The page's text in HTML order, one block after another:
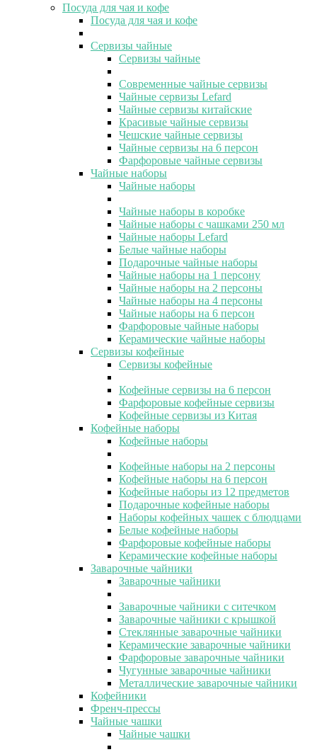
Посуда для чая и кофе
Посуда для чая и кофе
Сервизы чайные
Сервизы чайные
Современные чайные сервизы
Чайные сервизы Lefard
Чайные сервизы китайские
Красивые чайные сервизы
Чешские чайные сервизы
Чайные сервизы на 6 персон
Фарфоровые чайные сервизы
Чайные наборы
Чайные наборы
Чайные наборы в коробке
Чайные наборы с чашками 250 мл
Чайные наборы Lefard
Белые чайные наборы
Подарочные чайные наборы
Чайные наборы на 1 персону
Чайные наборы на 2 персоны
Чайные наборы на 4 персоны
Чайные наборы на 6 персон
Фарфоровые чайные наборы
Керамические чайные наборы
Сервизы кофейные
Сервизы кофейные
Кофейные сервизы на 6 персон
Фарфоровые кофейные сервизы
Кофейные сервизы из Китая
Кофейные наборы
Кофейные наборы
Кофейные наборы на 2 персоны
Кофейные наборы на 6 персон
Кофейные наборы из 12 предметов
Подарочные кофейные наборы
Наборы кофейных чашек с блюдцами
Белые кофейные наборы
Фарфоровые кофейные наборы
Керамические кофейные наборы
Заварочные чайники
Заварочные чайники
Заварочные чайники с ситечком
Заварочные чайники с крышкой
Стеклянные заварочные чайники
Керамические заварочные чайники
Фарфоровые заварочные чайники
Чугунные заварочные чайники
Металлические заварочные чайники
Кофейники
Френч-прессы
Чайные чашки
Чайные чашки